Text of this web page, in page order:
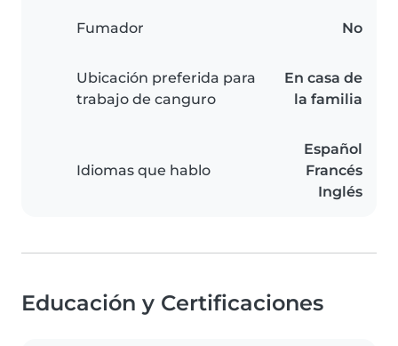
Fumador No
Ubicación preferida para
trabajo de canguro
En casa de
la familia
Idiomas que hablo
Español
Francés
Inglés
Educación y Certificaciones